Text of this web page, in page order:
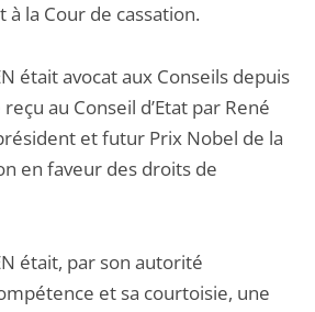
à la Cour de cassation.
était avocat aux Conseils depuis
au Conseil d’Etat par René
et futur Prix Nobel de la
en faveur des droits de
était, par son autorité
et sa courtoisie, une